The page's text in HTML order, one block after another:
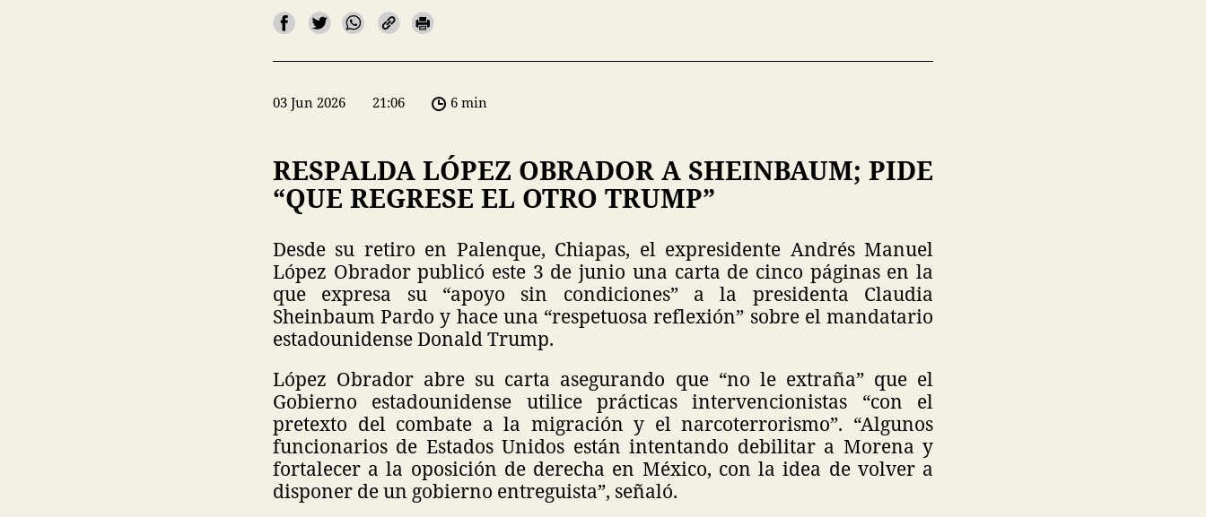
03 Jun 2026 21:06 6 min
RESPALDA LÓPEZ OBRADOR A SHEINBAUM; PIDE
“QUE REGRESE EL OTRO TRUMP”
Desde su retiro en Palenque, Chiapas, el expresidente Andrés Manuel
López Obrador publicó este 3 de junio una carta de cinco páginas en la
que expresa su “apoyo sin condiciones” a la presidenta Claudia
Sheinbaum Pardo y hace una “respetuosa reflexión” sobre el mandatario
estadounidense Donald Trump.
López Obrador abre su carta asegurando que “no le extraña” que el
Gobierno estadounidense utilice prácticas intervencionistas “con el
pretexto del combate a la migración y el narcoterrorismo”. “Algunos
funcionarios de Estados Unidos están intentando debilitar a Morena y
fortalecer a la oposición de derecha en México, con la idea de volver a
disponer de un gobierno entreguista”, señaló.